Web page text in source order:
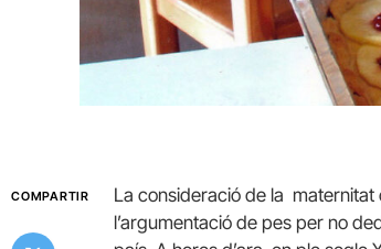
COMPARTIR
La consideració de la maternitat
l’argumentació de pes per no